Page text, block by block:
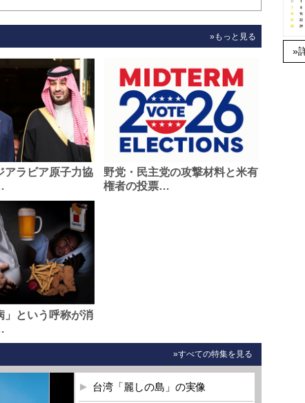
»もっと見る
アラビア原子力協
野党・民主党の攻撃材料と米有
権者の投票…
」という呼称が消
»すべての特集を見る
台湾「麗しの島」の実像
»